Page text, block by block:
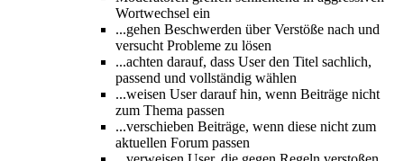
Wortwechsel ein
...gehen Beschwerden über Verstöße nach und
versucht Probleme zu lösen
...achten darauf, dass User den Titel sachlich,
passend und vollständig wählen
...weisen User darauf hin, wenn Beiträge nicht
zum Thema passen
...verschieben Beiträge, wenn diese nicht zum
aktuellen Forum passen